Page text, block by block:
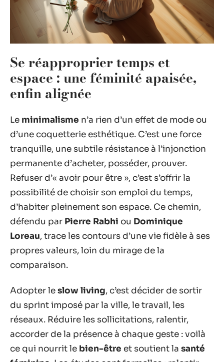
Se réapproprier temps et
espace : une féminité apaisée,
enfin alignée
Le minimalisme n’a rien d’un effet de mode ou
d’une coquetterie esthétique. C’est une force
tranquille, une subtile résistance à l’injonction
permanente d’acheter, posséder, prouver.
Refuser d’« avoir pour être », c’est s’offrir la
possibilité de choisir son emploi du temps,
d’habiter pleinement son espace. Ce chemin,
défendu par Pierre Rabhi ou Dominique
Loreau, trace les contours d’une vie fidèle à ses
propres valeurs, loin du mirage de la
comparaison.
Adopter leslow living, c’est décider de sortir
du sprint imposé par la ville, le travail, les
réseaux. Réduire les sollicitations, ralentir,
accorder de la présence à chaque geste : voilà
ce qui nourrit le bien-être et soutient la santé